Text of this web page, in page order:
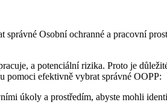
Osobní ochranné a pracovní
a potenciální rizika. Proto je
pomoci efektivně vybrat správné OOPP:
úkoly a prostředím, abyste mohli